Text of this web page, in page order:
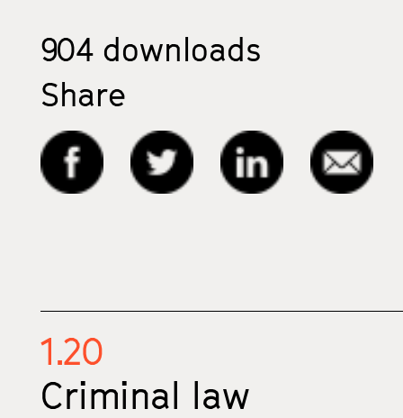
904 downloads
Share
1.20
Criminal law